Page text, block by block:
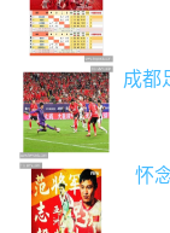
成都
怀